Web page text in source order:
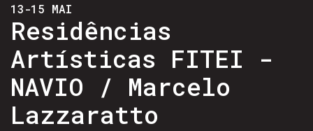
13-15 MAI
Residências
Artísticas FITEI -
NAVIO / Marcelo
Lazzaratto